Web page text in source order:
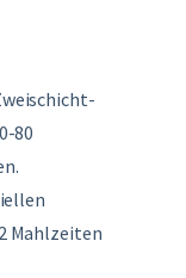
80
Mahlzeiten